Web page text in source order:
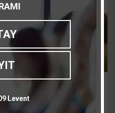
Levent
Nasıl